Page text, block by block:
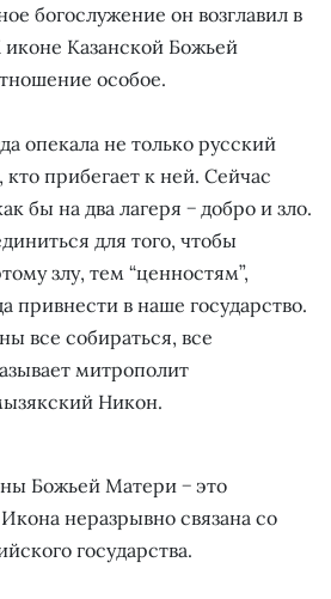
богослужение он возглавил в
Казанской Божьей
особое.
опекала не только русский
кто прибегает к ней. Сейчас
бы на два лагеря − добро и зло.
для того, чтобы
злу, тем “ценностям”,
привнести в наше государство.
все собираться, все
митрополит
Никон.
Божьей Матери − это
неразрывно связана со
государства.